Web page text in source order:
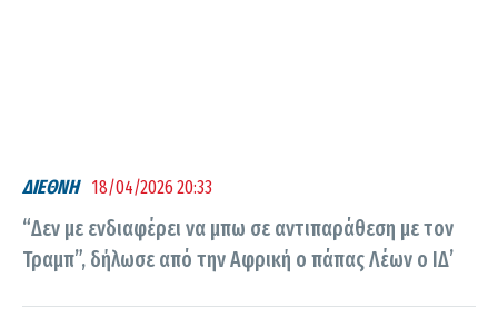
ΔΙΕΘΝΗ 18/04/2026 20:33
“Δεν με ενδιαφέρει να μπω σε αντιπαράθεση με τον
Τραμπ”, δήλωσε από την Αφρική ο πάπας Λέων ο ΙΔ’